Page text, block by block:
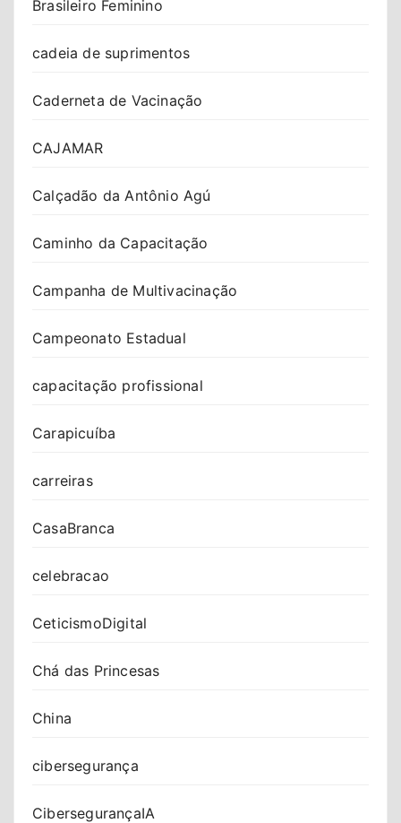
Brasileiro Feminino
cadeia de suprimentos
Caderneta de Vacinação
CAJAMAR
Calçadão da Antônio Agú
Caminho da Capacitação
Campanha de Multivacinação
Campeonato Estadual
capacitação profissional
Carapicuíba
carreiras
CasaBranca
celebracao
CeticismoDigital
Chá das Princesas
China
cibersegurança
CibersegurançaIA